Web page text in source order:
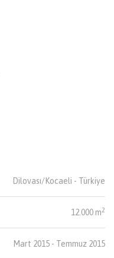
Dilovası/Kocaeli - Türkiye
12.000 m2
Mart 2015 - Temmuz 2015